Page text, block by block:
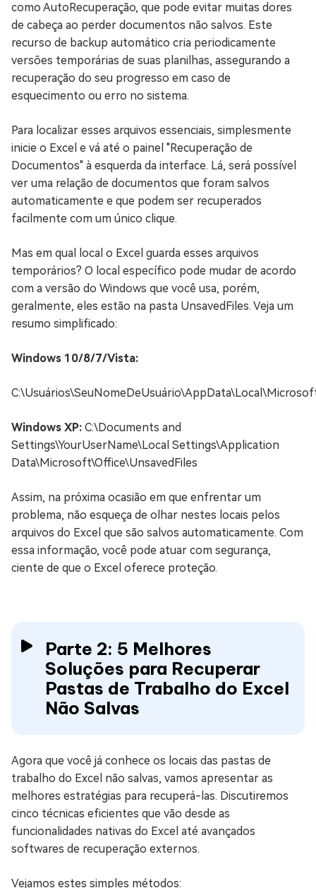
como AutoRecuperação, que pode evitar muitas dores
de cabeça ao perder documentos não salvos. Este
recurso de backup automático cria periodicamente
versões temporárias de suas planilhas, assegurando a
recuperação do seu progresso em caso de
esquecimento ou erro no sistema.
Para localizar esses arquivos essenciais, simplesmente
inicie o Excel e vá até o painel "Recuperação de
Documentos" à esquerda da interface. Lá, será possível
ver uma relação de documentos que foram salvos
automaticamente e que podem ser recuperados
facilmente com um único clique.
Mas em qual local o Excel guarda esses arquivos
temporários? O local específico pode mudar de acordo
com a versão do Windows que você usa, porém,
geralmente, eles estão na pasta UnsavedFiles. Veja um
resumo simplificado:
Windows 10/8/7/Vista:
Windows XP: C:\Documents and
Settings\YourUserName\Local Settings\Application
Data\Microsoft\Office\UnsavedFiles
Assim, na próxima ocasião em que enfrentar um
problema, não esqueça de olhar nestes locais pelos
arquivos do Excel que são salvos automaticamente. Com
essa informação, você pode atuar com segurança,
ciente de que o Excel oferece proteção.
Parte 2: 5 Melhores
Soluções para Recuperar
Pastas de Trabalho do Excel
Não Salvas
Agora que você já conhece os locais das pastas de
trabalho do Excel não salvas, vamos apresentar as
melhores estratégias para recuperá-las. Discutiremos
cinco técnicas eficientes que vão desde as
funcionalidades nativas do Excel até avançados
softwares de recuperação externos.
Vejamos estes simples métodos: